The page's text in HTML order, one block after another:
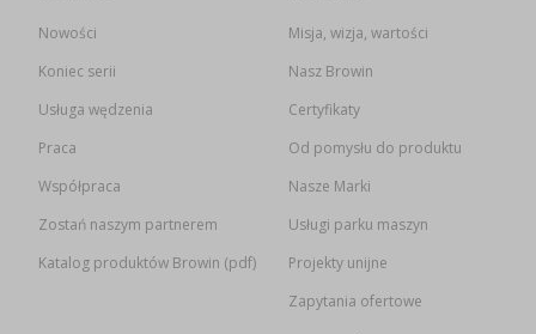
Nowości
Koniec serii
Usługa wędzenia
Praca
Współpraca
Zostań naszym partnerem
Katalog produktów Browin (pdf)
Misja, wizja, wartości
Nasz Browin
Certyfikaty
Od pomysłu do produktu
Nasze Marki
Usługi parku maszyn
Projekty unijne
Zapytania ofertowe